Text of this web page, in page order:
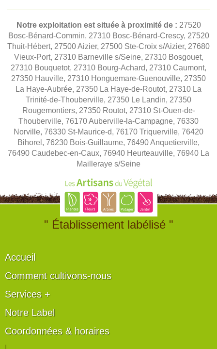
Notre exploitation est située à proximité de : 27520
Bosc-Bénard-Commin, 27310 Bosc-Bénard-Crescy, 27520
Thuit-Hébert, 27500 Aizier, 27500 Ste-Croix s/Aizier, 27680
Vieux-Port, 27310 Barneville s/Seine, 27310 Bosgouet,
27310 Bouquetot, 27310 Bourg-Achard, 27310 Caumont,
27350 Hauville, 27310 Honguemare-Guenouville, 27350
La Haye-Aubrée, 27350 La Haye-de-Routot, 27310 La
Trinité-de-Thouberville, 27350 Le Landin, 27350
Rougemontiers, 27350 Routot, 27310 St-Ouen-de-
Thouberville, 76170 Auberville-la-Campagne, 76330
Norville, 76330 St-Maurice-d, 76170 Triquerville, 76420
Bihorel, 76230 Bois-Guillaume, 76490 Anquetierville,
76490 Caudebec-en-Caux, 76940 Heurteauville, 76940 La
Mailleraye s/Seine
" Établissement labélisé "
Accueil
Comment cultivons-nous
Services +
Notre Label
Coordonnées & horaires